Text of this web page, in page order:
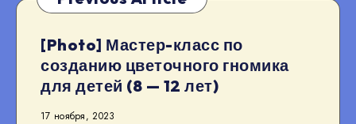
[Photo] Мастер-класс по
созданию цветочного гномика
для детей (8 — 12 лет)
17 ноября, 2023